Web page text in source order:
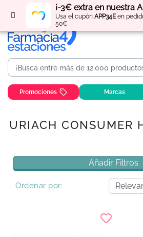
¡-3€ extra en nuestra
Usa el cupón APP34Een
50€
Regístratey obténpuntos
Promociones Marcas
URIACH CONSUMER
Añadir Filtros
Ordenar por: